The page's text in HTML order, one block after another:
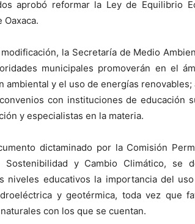
aprobó reformar la Ley de Equilibrio
Oaxaca.
la Secretaría de Medio
municipales promoverán en el
ambiental y el uso de energías
con instituciones de educación
y especialistas en la materia.
dictaminado por la Comisión
Sostenibilidad y Cambio Climático,
niveles educativos la importancia del
y geotérmica, toda vez que
con los que se cuentan.